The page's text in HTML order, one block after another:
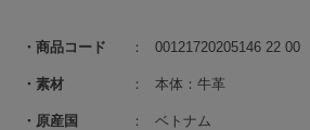
商品コード 00121720205146 22 00
素材 本体：牛革
原産国 ベトナム